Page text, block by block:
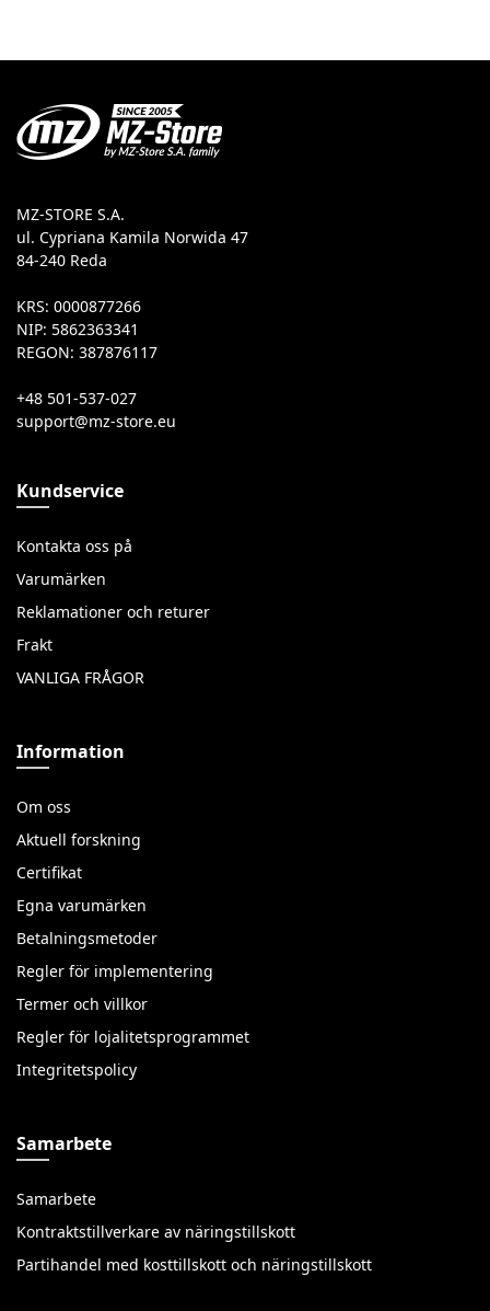
MZ-STORE S.A.
ul. Cypriana Kamila Norwida 47
84-240 Reda
KRS: 0000877266
NIP: 5862363341
REGON: 387876117
+48 501-537-027
Kundservice
Kontakta oss på
Varumärken
Reklamationer och returer
Frakt
VANLIGA FRÅGOR
Information
Om oss
Aktuell forskning
Certifikat
Egna varumärken
Betalningsmetoder
Regler för implementering
Termer och villkor
Regler för lojalitetsprogrammet
Integritetspolicy
Samarbete
Samarbete
Kontraktstillverkare av näringstillskott
Partihandel med kosttillskott och näringstillskott